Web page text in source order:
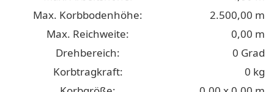
Max. Korbbodenhöhe:
2.500,00 m
Max. Reichweite:
0,00 m
Drehbereich:
0 Grad
Korbtragkraft:
0 kg